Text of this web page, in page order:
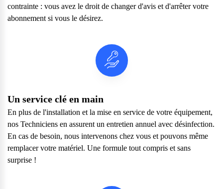
contrainte : vous avez le droit de changer d'avis et d'arrêter votre
abonnement si vous le désirez.
Un service clé en main
En plus de l'installation et la mise en service de votre équipement,
nos Techniciens en assurent un entretien annuel avec désinfection.
En cas de besoin, nous intervenons chez vous et pouvons même
remplacer votre matériel. Une formule tout compris et sans
surprise !
Consultez notre page de FAQ pour trouver toutes les réponses à
vos questions.
Service après-vente
de votre matériel ? Culligan est là pour vous
Contactez notre service client